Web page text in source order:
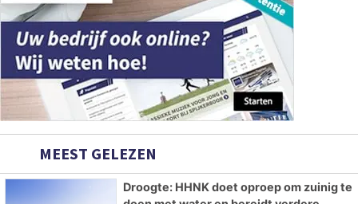
MEEST GELEZEN
Droogte: HHNK doet oproep om zuinig te